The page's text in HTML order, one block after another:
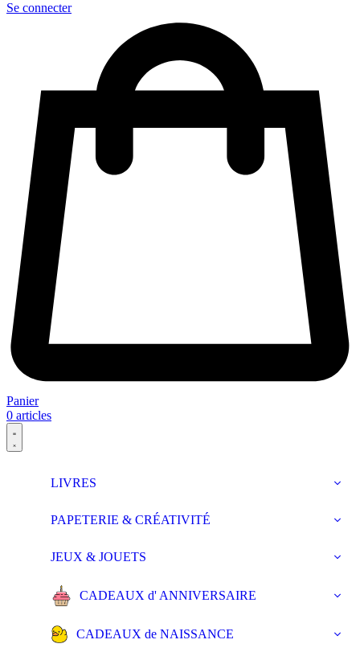
Se connecter
Panier
0 articles
LIVRES
PAPETERIE & CRÉATIVITÉ
JEUX & JOUETS
CADEAUX d' ANNIVERSAIRE
CADEAUX de NAISSANCE